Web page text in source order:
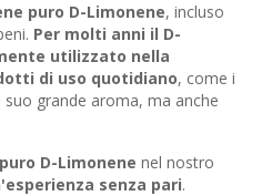
puro D-Limonene, incluso
Per molti anni il D-
utilizzato nella
di uso quotidiano, come i
grande aroma, ma anche
D-Limonene nel nostro
senza pari.